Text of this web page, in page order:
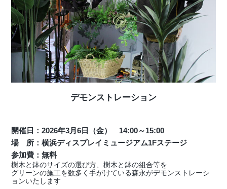
デモンストレーション
開催日：2026年3月6日（金） 14:00～15:00
場 所：横浜ディスプレイミュージアム1Fステージ
参加費：無料
樹木と鉢のサイズの選び方、樹木と鉢の組合等を
グリーンの施工を数多く手がけている森永がデモンストレーシ
ョンいたします